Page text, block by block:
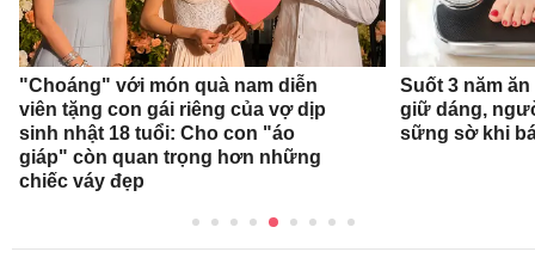
"Choáng" với món quà nam diễn
viên tặng con gái riêng của vợ dịp
sinh nhật 18 tuổi: Cho con "áo
giáp" còn quan trọng hơn những
chiếc váy đẹp
Suốt 3 năm
giữ dáng,
sững sờ khi